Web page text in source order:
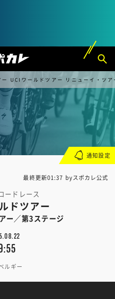
ー UCIワールドツアー リニューイ・ツ
最終更新01:37 byスポカレ公式
ードレース
ドツアー
ー／第3ステージ
ルギー
通知設定